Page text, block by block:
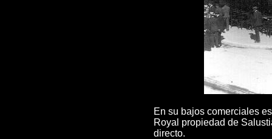
En su bajos comerciales
Royal propiedad de
directo.